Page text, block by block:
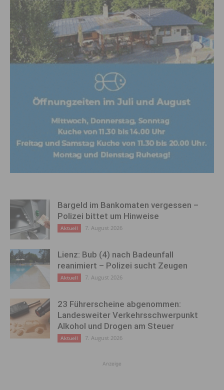
Bargeld im Bankomaten vergessen –
Polizei bittet um Hinweise
Aktuell 7. August 2026
Lienz: Bub (4) nach Badeunfall
reanimiert – Polizei sucht Zeugen
Aktuell 7. August 2026
23 Führerscheine abgenommen:
Landesweiter Verkehrsschwerpunkt
Alkohol und Drogen am Steuer
Aktuell 7. August 2026
Anzeige